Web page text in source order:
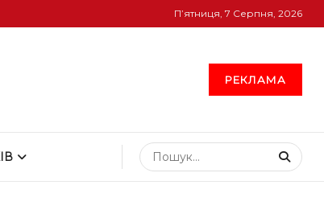
П’ятниця, 7 Серпня, 2026
РЕКЛАМА